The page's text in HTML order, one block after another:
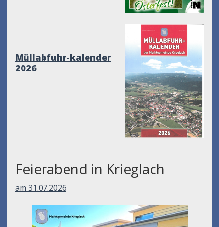
Müllabfuhr-kalender
2026
Feierabend in Krieglach
am 31.07.2026